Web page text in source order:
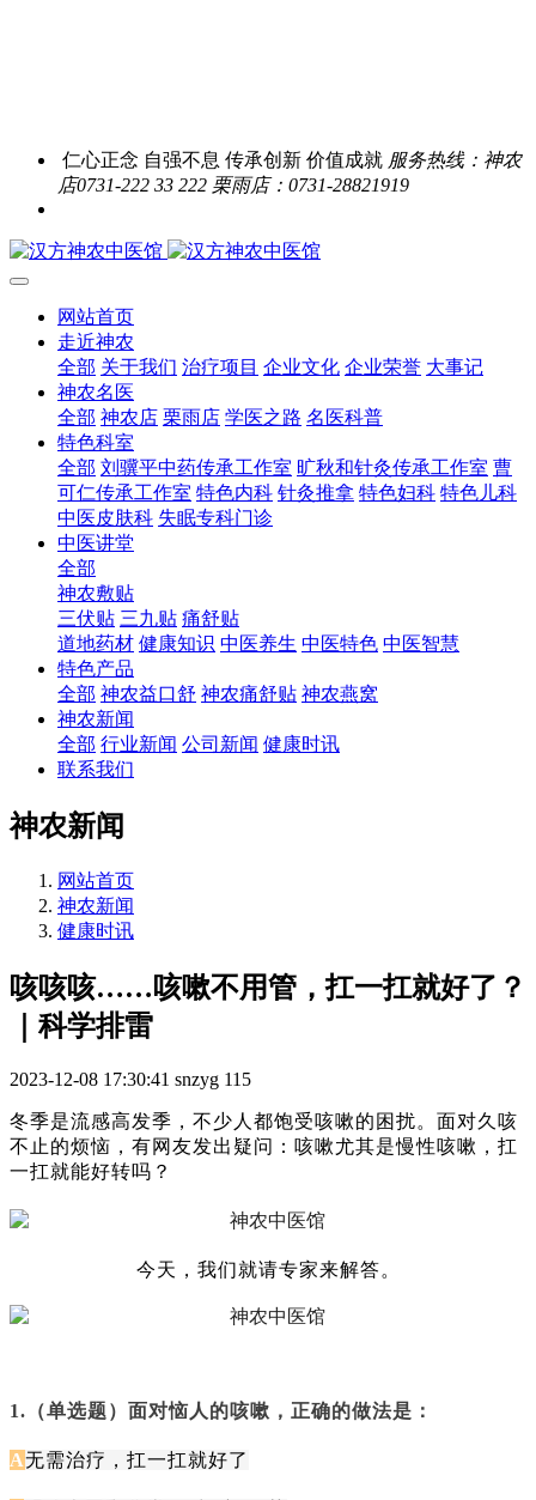
仁心正念 自强不息 传承创新 价值成就 服务热线：神农
店0731-222 33 222 栗雨店：0731-28821919
网站首页
走近神农
全部 关于我们 治疗项目 企业文化 企业荣誉 大事记
神农名医
全部 神农店 栗雨店 学医之路 名医科普
特色科室
全部 刘骥平中药传承工作室 旷秋和针灸传承工作室 曹
可仁传承工作室 特色内科 针灸推拿 特色妇科 特色儿科
中医皮肤科 失眠专科门诊
中医讲堂
全部
神农敷贴
三伏贴 三九贴 痛舒贴
道地药材 健康知识 中医养生 中医特色 中医智慧
特色产品
全部 神农益口舒 神农痛舒贴 神农燕窝
神农新闻
全部 行业新闻 公司新闻 健康时讯
联系我们
神农新闻
网站首页
神农新闻
健康时讯
咳咳咳……咳嗽不用管，扛一扛就好了？
｜科学排雷
2023-12-08 17:30:41 snzyg 115
冬季是流感高发季，不少人都饱受咳嗽的困扰。面对久咳
不止的烦恼，有网友发出疑问：咳嗽尤其是慢性咳嗽，扛
一扛就能好转吗？
今天，我们就请专家来解答。
1.（单选题）面对恼人的咳嗽，正确的做法是：
A无需治疗，扛一扛就好了